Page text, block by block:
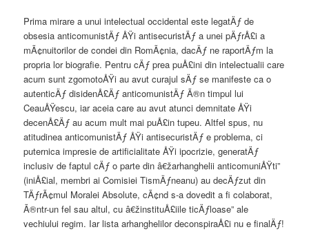
Prima mirare a unui intelectual occidental este legatÄƒ de
obsesia anticomunistÄƒ ÅŸi antisecuristÄƒ a unei pÄƒrÅ£i a
mÃ¢nuitorilor de condei din RomÃ¢nia, dacÄƒ ne raportÄƒm la
propria lor biografie. Pentru cÄƒ prea puÅ£ini din intelectualii care
acum sunt zgomotoÅŸi au avut curajul sÄƒ se manifeste ca o
autenticÄƒ disidenÅ£Äƒ anticomunistÄƒ Ã®n timpul lui
CeauÅŸescu, iar aceia care au avut atunci demnitate ÅŸi
decenÅ£Äƒ au acum mult mai puÅ£in tupeu. Altfel spus, nu
atitudinea anticomunistÄƒ ÅŸi antisecuristÄƒ e problema, ci
puternica impresie de artificialitate ÅŸi ipocrizie, generatÄƒ
inclusiv de faptul cÄƒ o parte din â€žarhanghelii anticomuniÅŸti”
(iniÅ£ial, membri ai Comisiei TismÄƒneanu) au decÄƒzut din
TÄƒrÃ¢mul Moralei Absolute, cÃ¢nd s-a dovedit a fi colaborat,
Ã®ntr-un fel sau altul, cu â€žinstituÅ£iile ticÄƒloase” ale
vechiului regim. Iar lista arhanghelilor deconspiraÅ£i nu e finalÄƒ!